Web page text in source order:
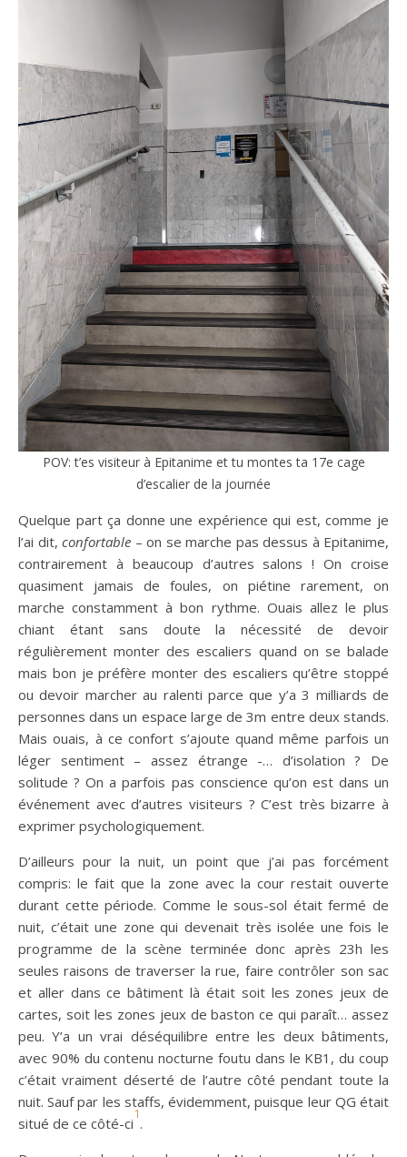
POV: t’es visiteur à Epitanime et tu montes ta 17e cage
d’escalier de la journée
Quelque part ça donne une expérience qui est, comme je
l’ai dit, confortable – on se marche pas dessus à Epitanime,
contrairement à beaucoup d’autres salons ! On croise
quasiment jamais de foules, on piétine rarement, on
marche constamment à bon rythme. Ouais allez le plus
chiant étant sans doute la nécessité de devoir
régulièrement monter des escaliers quand on se balade
mais bon je préfère monter des escaliers qu’être stoppé
ou devoir marcher au ralenti parce que y’a 3 milliards de
personnes dans un espace large de 3m entre deux stands.
Mais ouais, à ce confort s’ajoute quand même parfois un
léger sentiment – assez étrange -… d’isolation ? De
solitude ? On a parfois pas conscience qu’on est dans un
événement avec d’autres visiteurs ? C’est très bizarre à
exprimer psychologiquement.
D’ailleurs pour la nuit, un point que j’ai pas forcément
compris: le fait que la zone avec la cour restait ouverte
durant cette période. Comme le sous-sol était fermé de
nuit, c’était une zone qui devenait très isolée une fois le
programme de la scène terminée donc après 23h les
seules raisons de traverser la rue, faire contrôler son sac
et aller dans ce bâtiment là était soit les zones jeux de
cartes, soit les zones jeux de baston ce qui paraît… assez
peu. Y’a un vrai déséquilibre entre les deux bâtiments,
avec 90% du contenu nocturne foutu dans le KB1, du coup
c’était vraiment déserté de l’autre côté pendant toute la
nuit. Sauf par les staffs, évidemment, puisque leur QG était
situé de ce côté-ci
1
.